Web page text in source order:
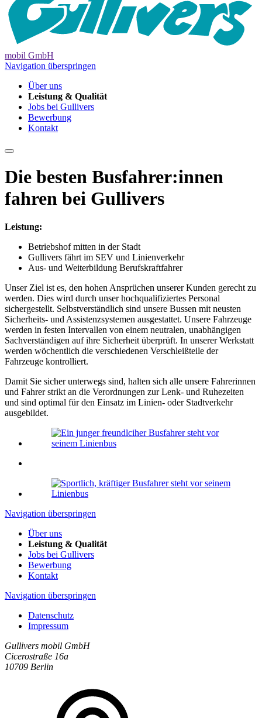
mobil GmbH
Navigation überspringen
Über uns
Leistung & Qualität
Jobs bei Gullivers
Bewerbung
Kontakt
Die besten Busfahrer:innen
fahren bei Gullivers
Leistung:
Betriebshof mitten in der Stadt
Gullivers fährt im SEV und Linienverkehr
Aus- und Weiterbildung Berufskraftfahrer
Unser Ziel ist es, den hohen Ansprüchen unserer Kunden gerecht zu
werden. Dies wird durch unser hochqualifiziertes Personal
sichergestellt. Selbstverständlich sind unsere Bussen mit neusten
Sicherheits- und Assistenzsystemen ausgestattet. Unsere Fahrzeuge
werden in festen Intervallen von einem neutralen, unabhängigen
Sachverständigen auf ihre Sicherheit überprüft. In unserer Werkstatt
werden wöchentlich die verschiedenen Verschleißteile der
Fahrzeuge kontrolliert.
Damit Sie sicher unterwegs sind, halten sich alle unsere Fahrerinnen
und Fahrer strikt an die Verordnungen zur Lenk- und Ruhezeiten
und sind optimal für den Einsatz im Linien- oder Stadtverkehr
ausgebildet.
Navigation überspringen
Über uns
Leistung & Qualität
Jobs bei Gullivers
Bewerbung
Kontakt
Navigation überspringen
Datenschutz
Impressum
Gullivers mobil GmbH
Cicerostraße 16a
10709 Berlin